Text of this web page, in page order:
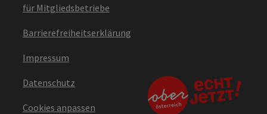
für Mitgliedsbetriebe
Barrierefreiheitserklärung
Impressum
Datenschutz
Cookies anpassen